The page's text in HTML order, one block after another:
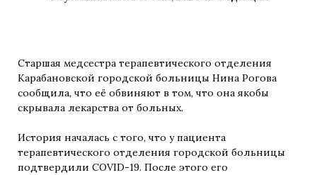
Старшая медсестра терапевтического отделения
Карабановской городской больницы Нина Рогова
сообщила, что её обвиняют в том, что она якобы
скрывала лекарства от больных.
История началась с того, что у пациента
терапевтического отделения городской больницы
подтвердили COVID-19. После этого его